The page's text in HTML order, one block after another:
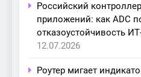
Российский
приложений: как ADC
отказоустойчивость
12.07.2026
Роутер мигает